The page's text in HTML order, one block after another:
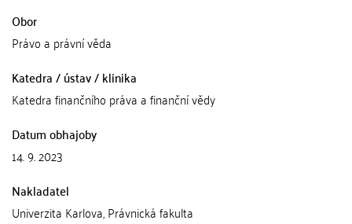
Obor
Právo a právní věda
Katedra / ústav / klinika
Katedra finančního práva a finanční vědy
Datum obhajoby
14. 9. 2023
Nakladatel
Univerzita Karlova, Právnická fakulta